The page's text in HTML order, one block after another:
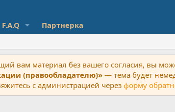
F.A.Q Партнерка
вам материал без вашего согласия, вы
(правообладателю)»— тема будет
с администрацией через форму